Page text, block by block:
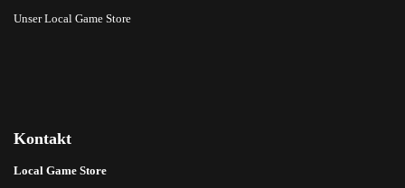
Unser Local Game Store
Kontakt
Local Game Store